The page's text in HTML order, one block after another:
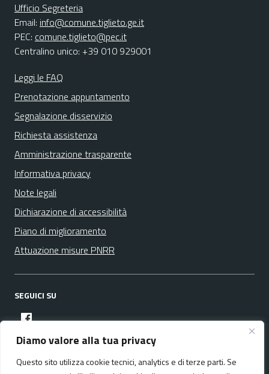
Diamo valore alla tua privacy
Questo sito utilizza cookie tecnici, analytics e di terze parti. Se
Ufficio Segreteria
Email: info@comune.tiglieto.ge.it
PEC: comune.tiglieto@pec.it
Centralino unico: +39 010 929001
Leggi le FAQ
Prenotazione appuntamento
Segnalazione disservizio
Richiesta assistenza
Amministrazione trasparente
Informativa privacy
Note legali
Dichiarazione di accessibilità
Piano di miglioramento
Attuazione misure PNRR
SEGUICI SU
facebook
Media policy Mappa del sito